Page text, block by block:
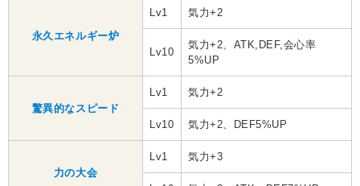
永久エネルギー炉
Lv1 気力+2
Lv10
気力+2、ATK,DEF,会心率
5%UP
驚異的なスピード
Lv1 気力+2
Lv10 気力+2、DEF5%UP
力の大会
Lv1 気力+3